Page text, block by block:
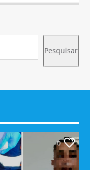
Pesquisar
0